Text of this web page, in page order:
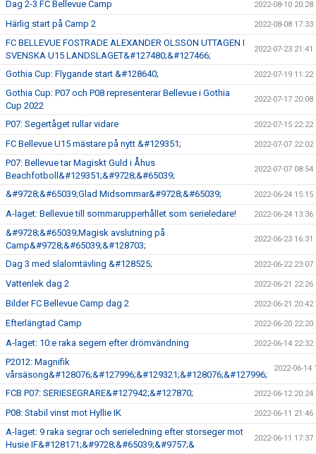
Dag 2-3 FC Bellevue Camp 2022-08-10 20:28
Härlig start på Camp 2 2022-08-08 17:33
FC BELLEVUE FOSTRADE ALEXANDER OLSSON UTTAGEN I
SVENSKA U15 LANDSLAGET&#127480;&#127466;
2022-07-23 21:41
Gothia Cup: Flygande start &#128640; 2022-07-19 11:22
Gothia Cup: P07 och P08 representerar Bellevue i Gothia
Cup 2022
2022-07-17 20:08
P07: Segertåget rullar vidare 2022-07-15 22:22
FC Bellevue U15 mästare på nytt &#129351; 2022-07-07 22:02
P07: Bellevue tar Magiskt Guld i Åhus
Beachfotboll&#129351;&#9728;&#65039;
2022-07-07 08:54
&#9728;&#65039;Glad Midsommar&#9728;&#65039; 2022-06-24 15:15
A-laget: Bellevue till sommarupperhållet som serieledare! 2022-06-24 13:36
&#9728;&#65039;Magisk avslutning på
Camp&#9728;&#65039;&#128703;
2022-06-23 16:31
Dag 3 med slalomtävling &#128525; 2022-06-22 23:07
Vattenlek dag 2 2022-06-21 22:26
Bilder FC Bellevue Camp dag 2 2022-06-21 20:42
Efterlängtad Camp 2022-06-20 22:20
A-laget: 10:e raka segern efter drömvändning 2022-06-14 22:32
P2012: Magnifik
vårsäsong&#128076;&#127996;&#129321;&#128076;&#127996;
2022-06-14
FCB P07: SERIESEGRARE&#127942;&#127870; 2022-06-12 20:24
P08: Stabil vinst mot Hyllie IK 2022-06-11 21:46
A-laget: 9 raka segrar och serieledning efter storseger mot
Husie IF&#128171;&#9728;&#65039;&#9757;&
2022-06-11 17:37